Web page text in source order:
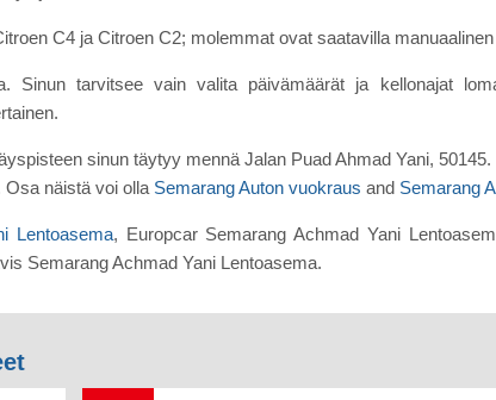
C4 ja Citroen C2; molemmat ovat saatavilla
Sinun tarvitsee vain valita päivämäärät ja kellonajat
sinun täytyy mennä Jalan Puad Ahmad Yani, 50145.
Osa näistä voi olla Semarang Auton vuokraus and Semarang
Lentoasema, Europcar Semarang Achmad Yani
Semarang Achmad Yani Lentoasema.